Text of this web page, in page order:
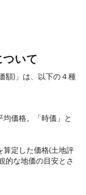
ついて
額)」は、以下の４種
価格。「時価」と
算定した価格(土地評
的な地価の目安とさ